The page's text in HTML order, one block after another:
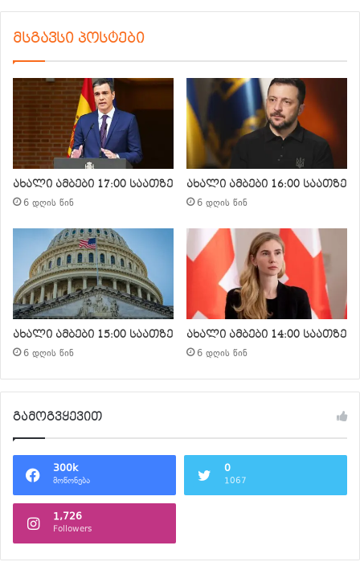
მსგავსი პოსტები
ახალი ამბები 17:00 საათზე
6 დღის წინ
ახალი ამბები 16:00 საათზე
6 დღის წინ
ახალი ამბები 15:00 საათზე
6 დღის წინ
ახალი ამბები 14:00 საათზე
6 დღის წინ
გამოგვყევით
300k
მოწონება
0
1067
1,726
Followers